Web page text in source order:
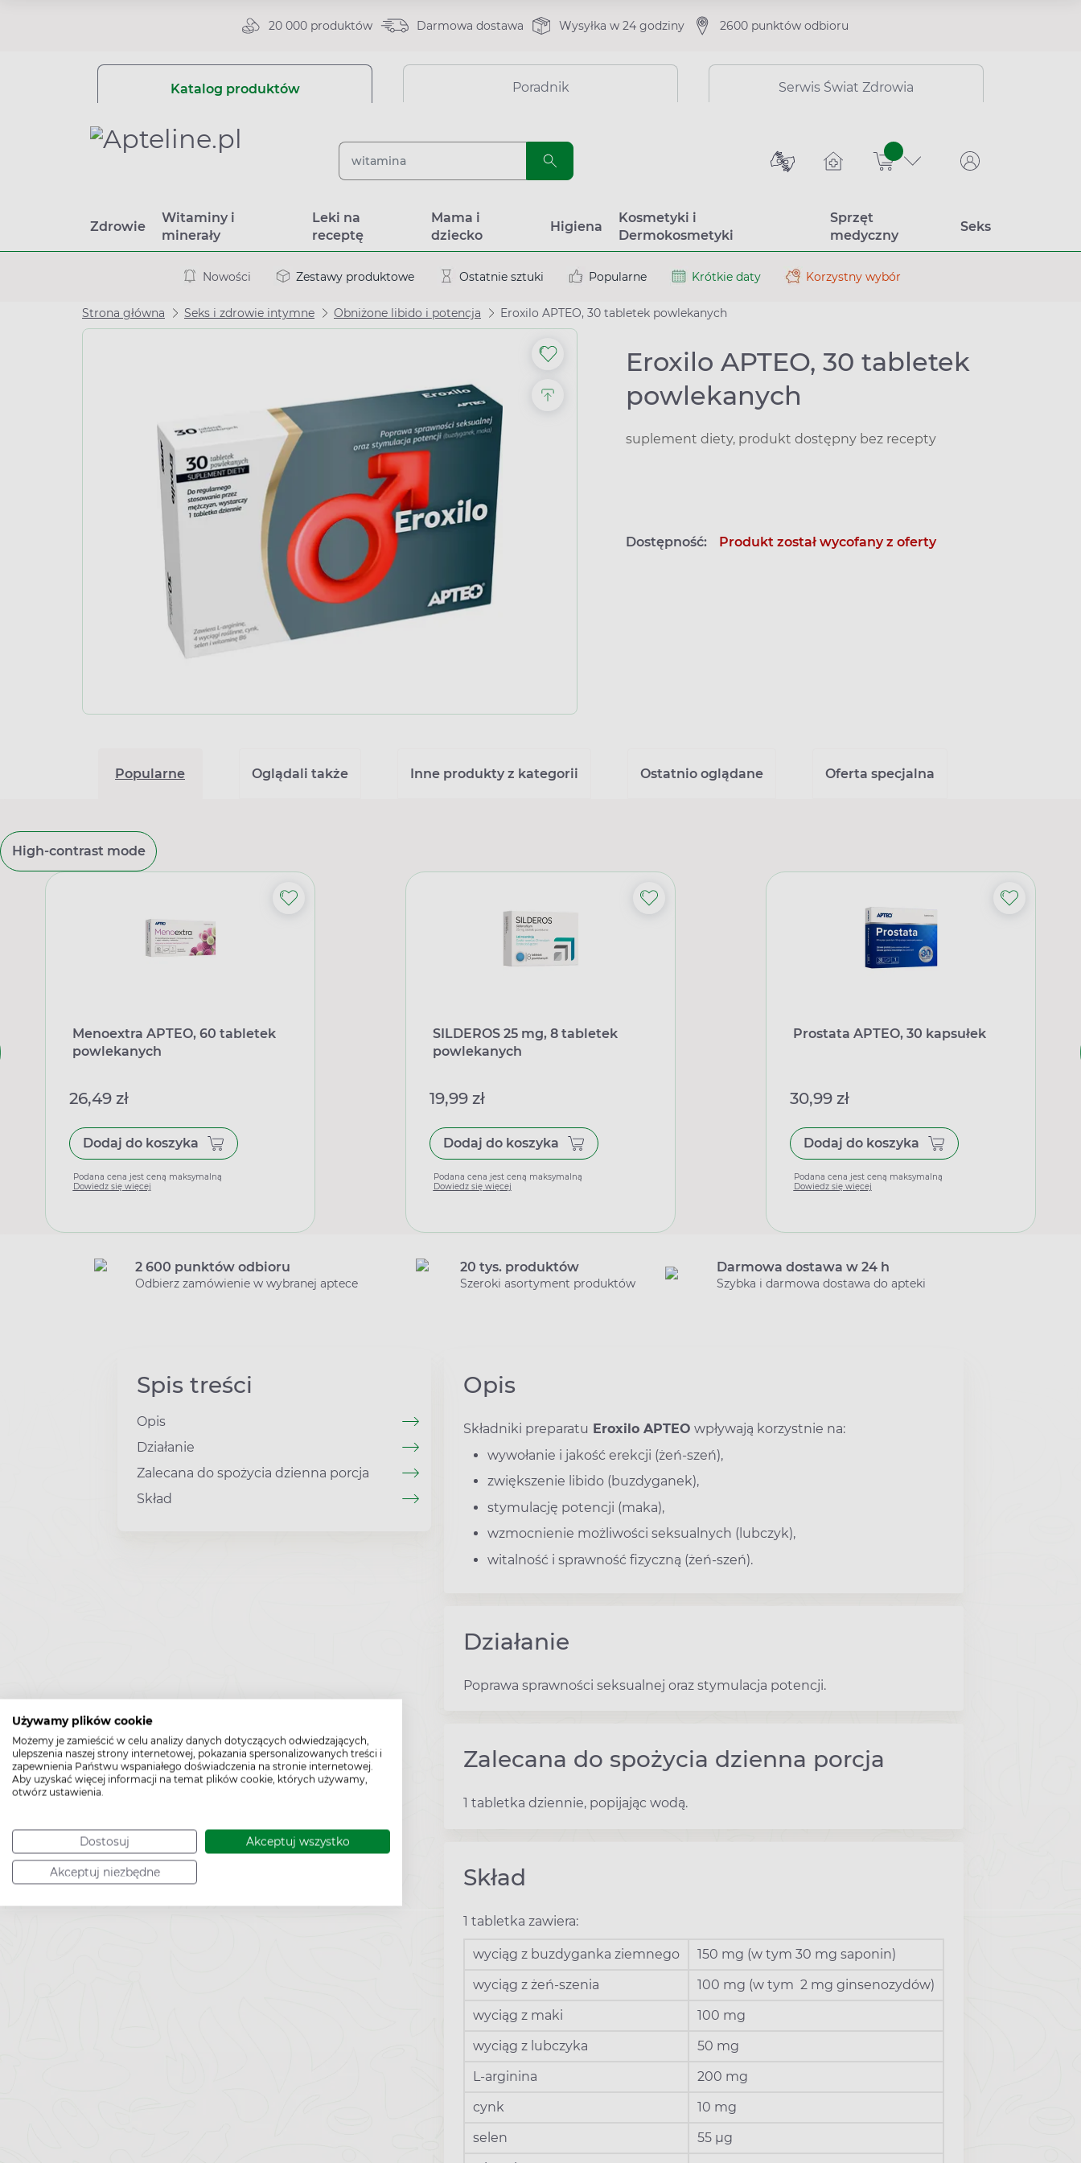
Używamy plików cookie
Możemy je zamieścić w celu analizy danych dotyczących odwiedzających,
ulepszenia naszej strony internetowej, pokazania spersonalizowanych treści i
zapewnienia Państwu wspaniałego doświadczenia na stronie internetowej.
Aby uzyskać więcej informacji na temat plików cookie, których używamy,
otwórz ustawienia.
Dostosuj Akceptuj wszystko
Akceptuj niezbędne
20 000 produktów Darmowa dostawa Wysyłka w 24 godziny 2600 punktów odbioru
Katalog produktów Poradnik Serwis Świat Zdrowia
sztuk
Zdrowie
Witaminy i
minerały
Leki na
receptę
Mama i
dziecko
Higiena
Kosmetyki i
Dermokosmetyki
Sprzęt
medyczny
Seks
Nowości Zestawy produktowe Ostatnie sztuki Popularne Krótkie daty Korzystny wybór
Strona główna Seks i zdrowie intymne Obniżone libido i potencja Eroxilo APTEO, 30 tabletek powlekanych
Eroxilo APTEO, 30 tabletek
powlekanych
suplement diety, produkt dostępny bez recepty
Dostępność: Produkt został wycofany z oferty
Popularne Oglądali także Inne produkty z kategorii Ostatnio oglądane Oferta specjalna
High-contrast mode
Menoextra APTEO, 60 tabletek
powlekanych
26,49 zł
Dodaj do koszyka
Podana cena jest ceną maksymalną
Dowiedz się więcej
SILDEROS 25 mg, 8 tabletek
powlekanych
19,99 zł
Dodaj do koszyka
Podana cena jest ceną maksymalną
Dowiedz się więcej
Prostata APTEO, 30 kapsułek
30,99 zł
Dodaj do koszyka
Podana cena jest ceną maksymalną
Dowiedz się więcej
2 600 punktów odbioru
Odbierz zamówienie w wybranej aptece
20 tys. produktów
Szeroki asortyment produktów
Darmowa dostawa w 24 h
Szybka i darmowa dostawa do apteki
Spis treści
Opis
Działanie
Zalecana do spożycia dzienna porcja
Skład
Opis
Składniki preparatu Eroxilo APTEO wpływają korzystnie na:
wywołanie i jakość erekcji (żeń-szeń),
zwiększenie libido (buzdyganek),
stymulację potencji (maka),
wzmocnienie możliwości seksualnych (lubczyk),
witalność i sprawność fizyczną (żeń-szeń).
Działanie
Poprawa sprawności seksualnej oraz stymulacja potencji.
Zalecana do spożycia dzienna porcja
1 tabletka dziennie, popijając wodą.
Skład
1 tabletka zawiera:
wyciąg z buzdyganka ziemnego
150 mg (w tym 30 mg saponin)
wyciąg z żeń-szenia
100 mg (w tym 2 mg ginsenozydów)
wyciąg z maki
100 mg
wyciąg z lubczyka
50 mg
L-arginina
200 mg
cynk
10 mg
selen
55 µg